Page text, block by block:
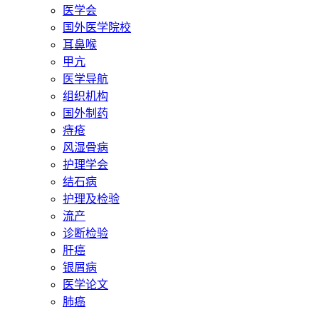
医学会
国外医学院校
耳鼻喉
甲亢
医学导航
组织机构
国外制药
痔疮
风湿骨病
护理学会
结石病
护理及检验
流产
诊断检验
肝癌
银屑病
医学论文
肺癌